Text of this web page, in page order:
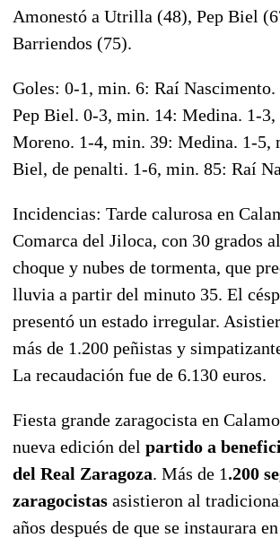
Amonestó a Utrilla (48), Pep Biel
Barriendos (75).
Goles: 0-1, min. 6: Raí
Pep Biel. 0-3, min. 14: Medina. 1-
Moreno. 1-4, min. 39: Medina. 1-5,
Biel, de penalti. 1-6, min. 85: Raí
Incidencias: Tarde calurosa en
Comarca del Jiloca, con 30 grados
choque y nubes de tormenta, que
lluvia a partir del minuto 35. El
presentó un estado irregular.
más de 1.200 peñistas y
La recaudación fue de 6.130 euros.
Fiesta grande zaragocista en
nueva edición del partido a
del Real Zaragoza. Más de 1.200
zaragocistas asistieron al
años después de que se instaurara